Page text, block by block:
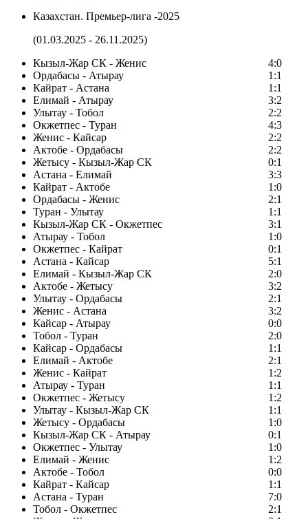
Казахстан. Премьер-лига -2025
(01.03.2025 - 26.11.2025)
Кызыл-Жар СК - Женис
4:0
Ордабасы - Атырау
1:1
Кайрат - Астана
1:1
Елимай - Атырау
3:2
Улытау - Тобол
2:2
Окжетпес - Туран
4:3
Женис - Кайсар
2:2
Актобе - Ордабасы
2:2
Жетысу - Кызыл-Жар СК
0:1
Астана - Елимай
3:3
Кайрат - Актобе
1:0
Ордабасы - Женис
2:1
Туран - Улытау
1:1
Кызыл-Жар СК - Окжетпес
3:1
Атырау - Тобол
1:0
Окжетпес - Кайрат
0:1
Астана - Кайсар
5:1
Елимай - Кызыл-Жар СК
2:0
Актобе - Жетысу
3:2
Улытау - Ордабасы
2:1
Женис - Астана
3:2
Кайсар - Атырау
0:0
Тобол - Туран
2:0
Кайсар - Ордабасы
1:1
Елимай - Актобе
2:1
Женис - Кайрат
1:2
Атырау - Туран
1:1
Окжетпес - Жетысу
1:2
Улытау - Кызыл-Жар СК
1:1
Жетысу - Ордабасы
1:0
Кызыл-Жар СК - Атырау
0:1
Окжетпес - Улытау
1:0
Елимай - Женис
1:2
Актобе - Тобол
0:0
Кайрат - Кайсар
1:1
Астана - Туран
7:0
Тобол - Окжетпес
2:1